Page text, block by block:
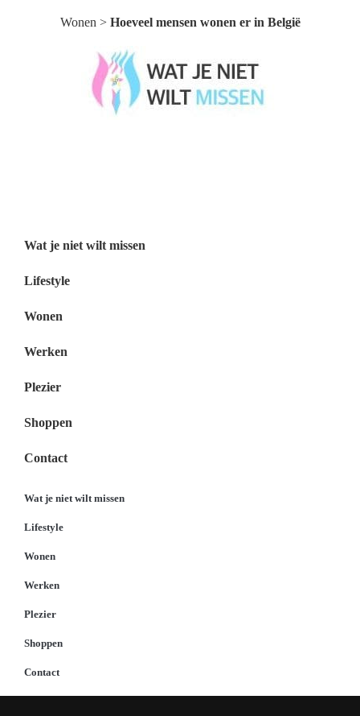
Wonen > Hoeveel mensen wonen er in België
Wat je niet wilt missen
Lifestyle
Wonen
Werken
Plezier
Shoppen
Contact
Wat je niet wilt missen
Lifestyle
Wonen
Werken
Plezier
Shoppen
Contact